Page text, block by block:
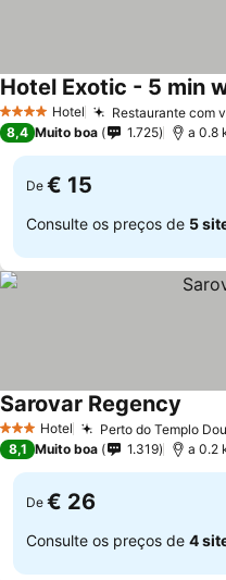
4 EstrelasHotel Restaurante com
Hotel Exotic - 5 min
8,4 Muito boa 1.725 a 0.8
De € 15
Consulte os preços de 5
3 EstrelasHotel Perto do Templo
Sarovar Regency
8,1 Muito boa 1.319 a 0.2
De € 26
Consulte os preços de 4